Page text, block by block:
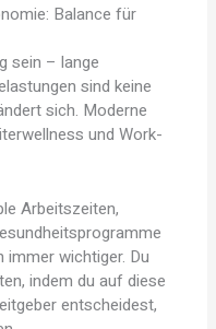
Balance für
sein – lange
sind keine
sich. Moderne
und Work-
Arbeitszeiten,
immer wichtiger. Du
indem du auf diese
entscheidest,